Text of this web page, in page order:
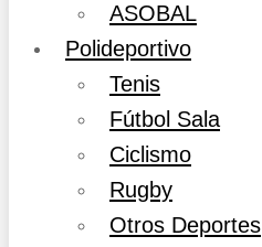
ASOBAL
Polideportivo
Tenis
Fútbol Sala
Ciclismo
Rugby
Otros Deportes